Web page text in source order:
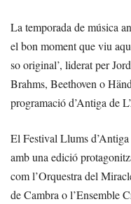
La temporada de música
el bon moment que viu
so original’, liderat per
Brahms, Beethoven o
programació d’Antiga de
El Festival Llums
amb una edició
com l’Orquestra del
de Cambra o l’Ensemble